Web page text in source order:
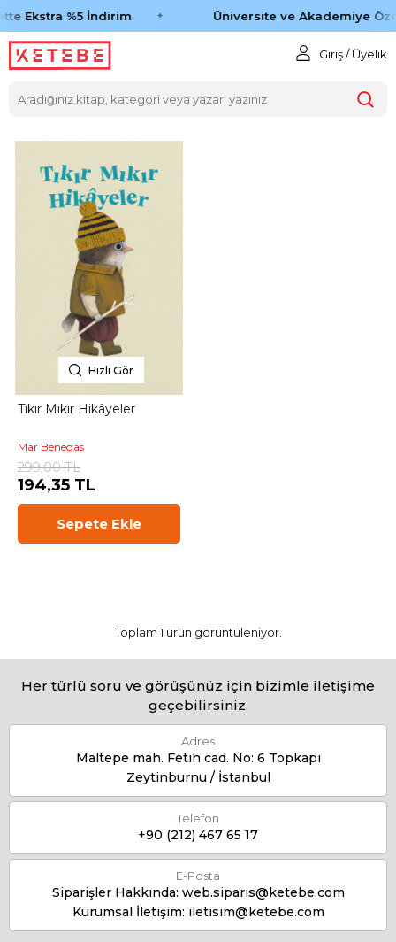
Ekstra %5 İndirim Üniversite ve Akademiye
Giriş / Üyelik
Hızlı Gör
Tıkır Mıkır Hikâyeler
Mar Benegas
299,00 TL
194,35 TL
Sepete Ekle
Toplam 1 ürün görüntüleniyor.
Her türlü soru ve görüşünüz için bizimle iletişime
geçebilirsiniz.
Adres
Maltepe mah. Fetih cad. No: 6 Topkapı
Zeytinburnu / İstanbul
Telefon
+90 (212) 467 65 17
E-Posta
Siparişler Hakkında: web.siparis@ketebe.com
Kurumsal İletişim: iletisim@ketebe.com